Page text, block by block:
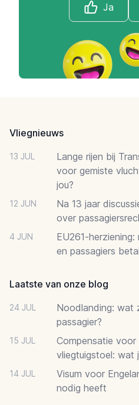
Ja
Vliegnieuws
13 JUL
Lange rijen bij
voor gemiste
jou?
12 JUN
Na 13 jaar
over
4 JUN
EU261-
en passagiers
Laatste van onze blog
24 JUL
Noodlanding: wat
passagier?
15 JUL
Compensatie
vliegtuigstoel: wat
14 JUL
Visum voor
nodig heeft